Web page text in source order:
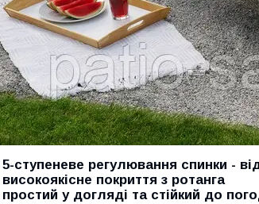
ступеневе регулювання спинки -
покриття з ротанга
у догляді та стійкий до